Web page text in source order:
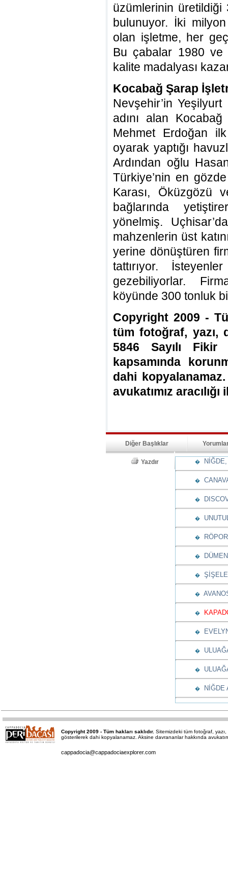
üzümlerinin
bulunuyor. İki
olan işletme, her
Bu çabalar 1980 ve
kalite madalyası
Kocabağ Şarap
Nevşehir’in
adını alan
Mehmet Erdoğan
oyarak yaptığı
Ardından oğlu
Türkiye’nin en
Karası, Öküzgözü
bağlarında
yönelmiş.
mahzenlerin üst
yerine dönüştüren
tattırıyor.
gezebiliyorlar.
köyünde 300 tonluk
Copyright 2009 -
tüm fotoğraf, yazı,
5846 Sayılı
kapsamında
dahi
avukatımız
Diğer Başlıklar
Yazdır �
�
�
�
�
�
�
�
�
�
�
�
� NİĞDE
Copyright 2009 - Tüm hakları saklıdır. Sitemizdeki tüm fotoğraf,
gösterilerek dahi kopyalanamaz. Aksine davrananlar hakkında
cappadocia@cappadociaexplorer.com